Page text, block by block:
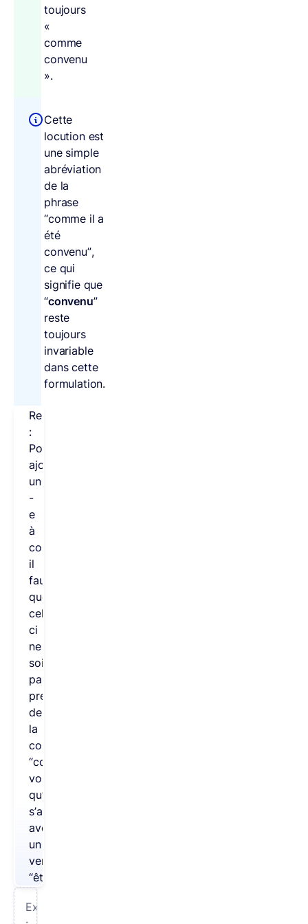
toujours
«
comme
convenu
».
Cette
locution est
une simple
abréviation
de la
phrase
“comme il a
été
convenu”,
ce qui
signifie que
“convenu”
reste
toujours
invariable
dans cette
formulation.
Remarque
:
Pour
ajouter
un
-
e
à
convenu,
il
faudrait
que
celui-
ci
ne
soit
pas
précédé
de
la
conjonction
“comme”,
voire
qu’il
s’accorde
avec
un
verbe
“être”.
Exemples